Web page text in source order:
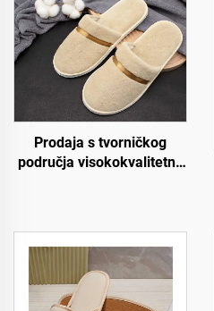
Prodaja s tvorničkog
područja visokokvalitetne
logotipom